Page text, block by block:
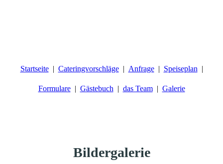
Startseite Cateringvorschläge Anfrage Speiseplan
Formulare Gästebuch das Team Galerie
Bildergalerie